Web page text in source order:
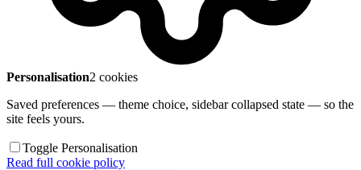
Personalisation2 cookies
Saved preferences — theme choice, sidebar collapsed state — so the
site feels yours.
Toggle Personalisation
Read full cookie policy